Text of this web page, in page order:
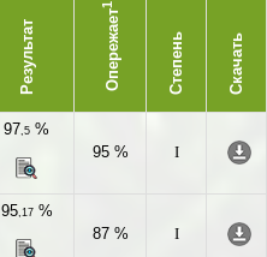
Результат Опережает
1
Степень Скачать
97,5 %
95 %
I
95,17%
87 %
I